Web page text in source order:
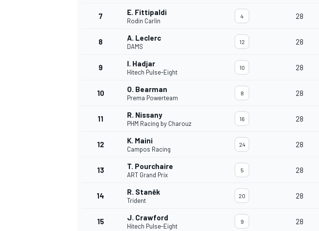
TÜRK SPORCULAR
7 E. Fittipaldi
Rodin Carlin
4 28
8 A. Leclerc
DAMS
12 28
9 I. Hadjar
Hitech Pulse-Eight
10 28
10 O. Bearman
Prema Powerteam
8 28
11 R. Nissany
PHM Racing by Charouz
16 28
12 K. Maini
Campos Racing
24 28
13 T. Pourchaire
ART Grand Prix
5 28
14 R. Staněk
Trident
20 28
15 J. Crawford
Hitech Pulse-Eight
9 28